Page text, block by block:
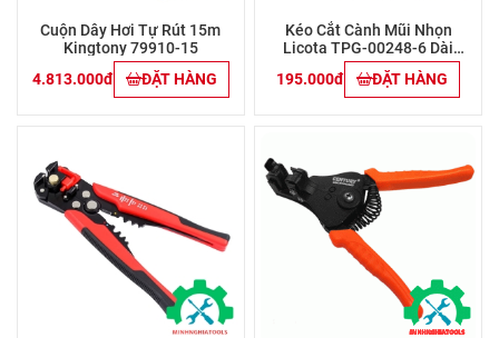
Cuộn Dây Hơi Tự Rút 15m
Kingtony 79910-15
4.813.000đ
ĐẶT HÀNG
Kéo Cắt Cành Mũi Nhọn
Licota TPG-00248-6 Dài
165mm
195.000đ ĐẶT HÀNG